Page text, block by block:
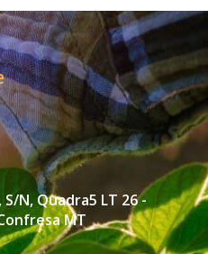
N, Quadra5 LT 26 -
MT